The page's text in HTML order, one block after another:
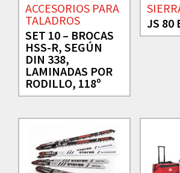
ACCESORIOS PARA
TALADROS
SET 10 – BROCAS
HSS-R, SEGÚN
DIN 338,
LAMINADAS POR
RODILLO, 118º
JS 80